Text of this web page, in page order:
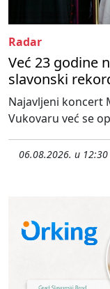
Radar
Već 23 godine
slavonski
Najavljeni koncert
Vukovaru već se
06.08.2026. u 12:30